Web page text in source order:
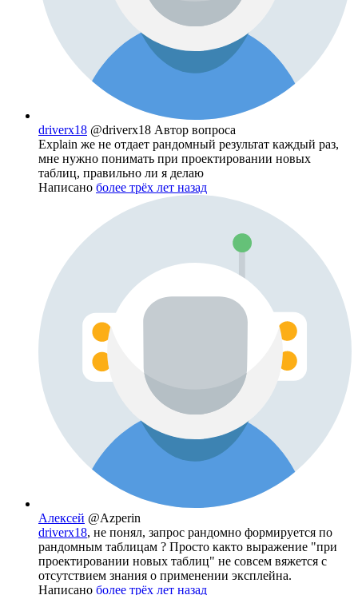
driverx18 @driverx18 Автор вопроса
Explain же не отдает рандомный результат каждый раз,
мне нужно понимать при проектировании новых
таблиц, правильно ли я делаю
Написано более трёх лет назад
Алексей @Azperin
driverx18, не понял, запрос рандомно формируется по
рандомным таблицам ? Просто както выражение "при
проектировании новых таблиц" не совсем вяжется с
отсутствием знания о применении эксплейна.
Написано более трёх лет назад